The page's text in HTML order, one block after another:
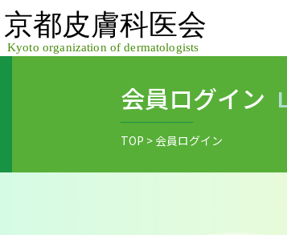
Skip
to
content
会員ログイン
TOP > 会員ログイン